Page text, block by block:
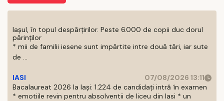
Iașul, în topul despărțirilor. Peste 6.000 de copii duc dorul
părinților
* mii de familii iesene sunt impărtite intre două tări, iar sute
de ...
IASI
07/08/2026 13:11
Bacalaureat 2026 la Iași: 1.224 de candidați intră în examen
* emotiile revin pentru absolventii de liceu din Iasi * un